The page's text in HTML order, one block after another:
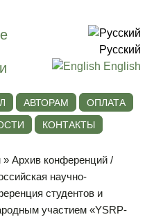
Русский
English
АВТОРАМ
ОПЛАТА
КОНТАКТЫ
»Архив конференций /
научно-
студентов и
участием «YSRP-